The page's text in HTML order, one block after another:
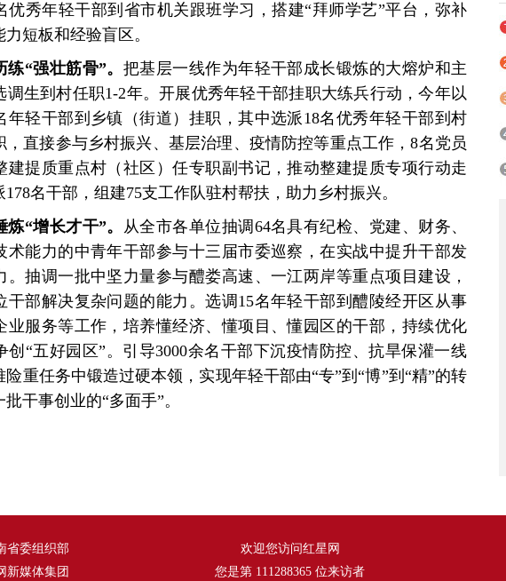
优秀年轻干部到省市机关跟班学习，搭建“拜师学艺”平台，弥补
短板和经验盲区。
练“强壮筋骨”。 把基层一线作为年轻干部成长锻炼的大熔炉和主
调生到村任职1-2年。开展优秀年轻干部挂职大练兵行动，今年以
年轻干部到乡镇（街道）挂职，其中选派18名优秀年轻干部到村
，直接参与乡村振兴、基层治理、疫情防控等重点工作，8名党员
建提质重点村（社区）任专职副书记，推动整建提质专项行动走
名干部，组建75支工作队驻村帮扶，助力乡村振兴。
炼“增长才干”。 从全市各单位抽调64名具有纪检、党建、财务、
术能力的中青年干部参与十三届市委巡察，在实战中提升干部发
。抽调一批中坚力量参与醴娄高速、一江两岸等重点项目建设，
干部解决复杂问题的能力。选调15名年轻干部到醴陵经开区从事
业服务等工作，培养懂经济、懂项目、懂园区的干部，持续优化
创“五好园区”。引导3000余名干部下沉疫情防控、抗旱保灌一线
重任务中锻造过硬本领，实现年轻干部由“专”到“博”到“精”的转
干事创业的“多面手”。
省委组织部
新媒体集团
欢迎您访问红星网
您是第 111288365 位来访者